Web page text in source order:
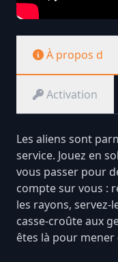
À propos d
Activation
Les aliens sont
service. Jouez en
vous passer pour
compte sur vous :
les rayons, servez-
casse-croûte aux
êtes là pour mener